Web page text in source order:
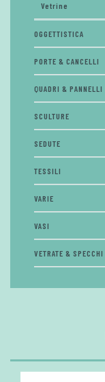
Vetrine
OGGETTISTICA
PORTE & CANCELLI
QUADRI & PANNELLI
SCULTURE
SEDUTE
TESSILI
VARIE
VASI
VETRATE & SPECCHI